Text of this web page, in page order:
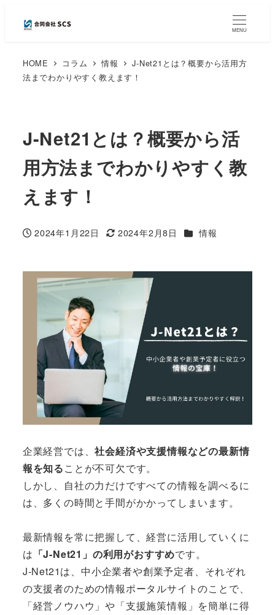
MENU
HOME コラム 情報
J-Net21とは？概要から活用方
法までわかりやすく教えます！
J-Net21とは？概要から活
用方法までわかりやすく教
えます！
投稿日
2024年1月22日
更新日
2024年2月8日 カテゴリー
情報
企業経営では、社会経済や支援情報などの最新情
報を知ることが不可欠です。
しかし、自社の力だけですべての情報を調べるに
は、多くの時間と手間がかかってしまいます。
最新情報を常に把握して、経営に活用していくに
は 「J-Net21」の利用がおすすめです。
J-Net21は、中小企業者や創業予定者、それぞれ
の支援者のための情報ポータルサイトのことで、
「経営ノウハウ」や「支援施策情報」を簡単に得